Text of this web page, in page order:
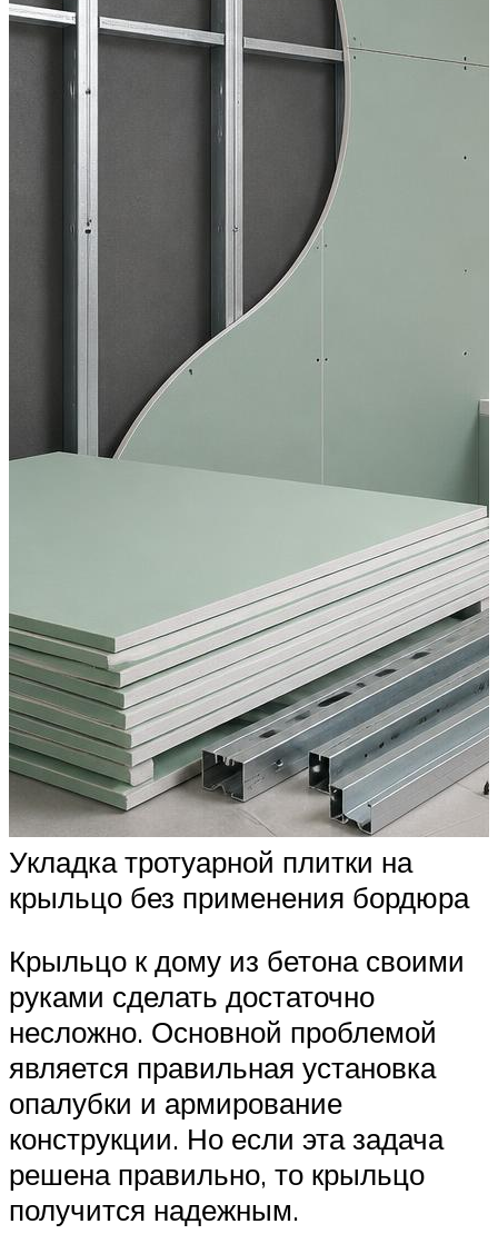
Укладка тротуарной плитки на
крыльцо без применения бордюра
Крыльцо к дому из бетона своими
руками сделать достаточно
несложно. Основной проблемой
является правильная установка
опалубки и армирование
конструкции. Но если эта задача
решена правильно, то крыльцо
получится надежным.